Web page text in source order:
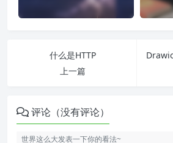
什么是HTTP
上一篇
评论（没有评论）